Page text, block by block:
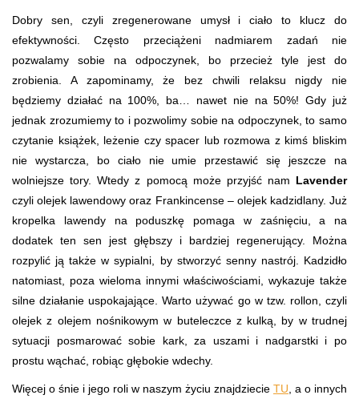
Dobry sen, czyli zregenerowane umysł i ciało to klucz do
efektywności. Często przeciążeni nadmiarem zadań nie
pozwalamy sobie na odpoczynek, bo przecież tyle jest do
zrobienia. A zapominamy, że bez chwili relaksu nigdy nie
będziemy działać na 100%, ba… nawet nie na 50%! Gdy już
jednak zrozumiemy to i pozwolimy sobie na odpoczynek, to samo
czytanie książek, leżenie czy spacer lub rozmowa z kimś bliskim
nie wystarcza, bo ciało nie umie przestawić się jeszcze na
wolniejsze tory. Wtedy z pomocą może przyjść nam Lavender
czyli olejek lawendowy oraz Frankincense – olejek kadzidlany. Już
kropelka lawendy na poduszkę pomaga w zaśnięciu, a na
dodatek ten sen jest głębszy i bardziej regenerujący. Można
rozpylić ją także w sypialni, by stworzyć senny nastrój. Kadzidło
natomiast, poza wieloma innymi właściwościami, wykazuje także
silne działanie uspokajające. Warto używać go w tzw. rollon, czyli
olejek z olejem nośnikowym w buteleczce z kulką, by w trudnej
sytuacji posmarować sobie kark, za uszami i nadgarstki i po
prostu wąchać, robiąc głębokie wdechy.
Więcej o śnie i jego roli w naszym życiu znajdziecie TU, a o innych